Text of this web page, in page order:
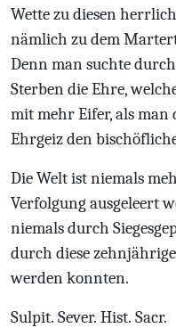
Wette zu diesen
nämlich zu dem
Denn man suchte
Sterben die Ehre,
mit mehr Eifer, als
Ehrgeiz den
Die Welt ist niemals
Verfolgung ausgeleert
niemals durch
durch diese
werden konnten.
Sulpit. Sever. Hist. Sacr.